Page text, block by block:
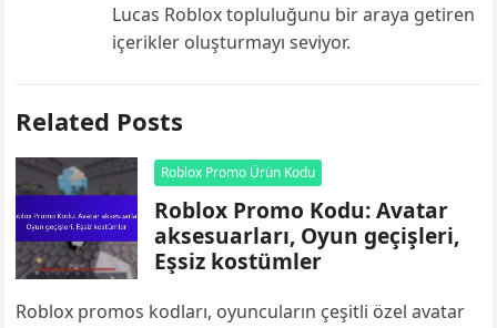
Lucas Roblox topluluğunu bir araya getiren
içerikler oluşturmayı seviyor.
Related Posts
Roblox Promo Ürün Kodu
Roblox Promo Kodu: Avatar
aksesuarları, Oyun geçişleri,
Eşsiz kostümler
Roblox promos kodları, oyuncuların çeşitli özel avatar